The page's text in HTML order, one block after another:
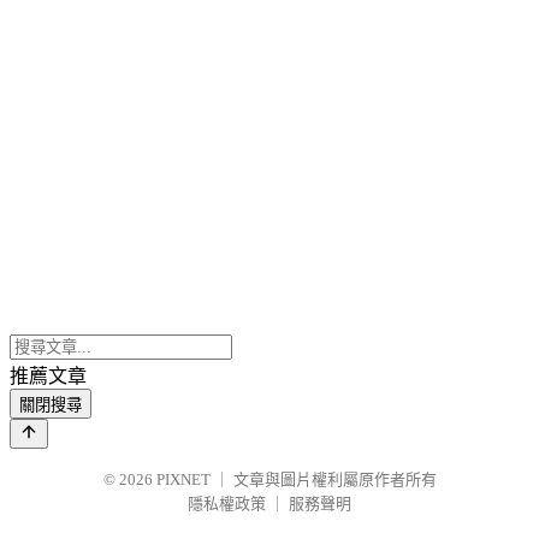
推薦文章
關閉搜尋
© 2026 PIXNET
文章與圖片權利屬原作者所有
隱私權政策
服務聲明